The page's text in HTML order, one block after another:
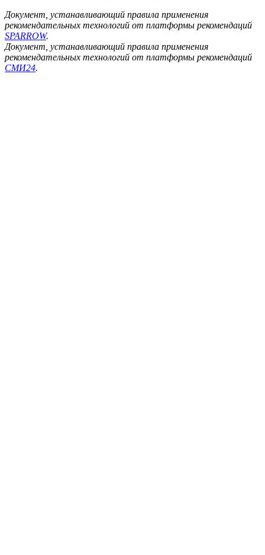
Документ, устанавливающий правила применения
рекомендательных технологий от платформы рекомендаций
SPARROW.
Документ, устанавливающий правила применения
рекомендательных технологий от платформы рекомендаций
СМИ24.